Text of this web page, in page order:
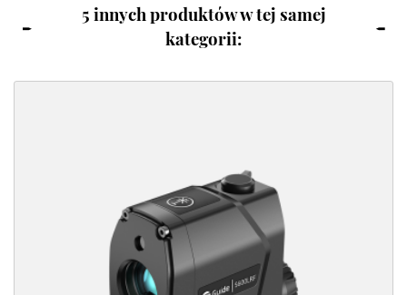
5 innych produktów w tej samej
kategorii: